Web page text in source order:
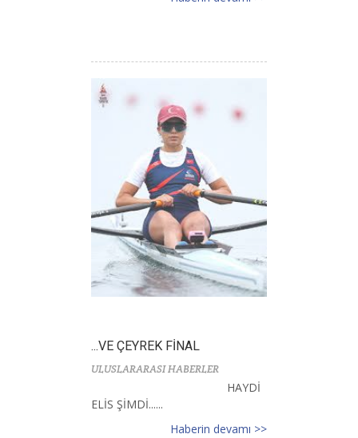
...VE ÇEYREK FİNAL
ULUSLARARASI HABERLER
HAYDİ
ELİS ŞİMDİ......
Haberin devamı >>